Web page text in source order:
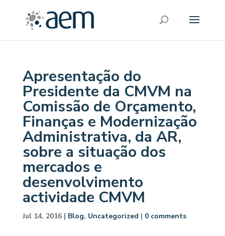
Apresentação do
Presidente da CMVM na
Comissão de Orçamento,
Finanças e Modernização
Administrativa, da AR,
sobre a situação dos
mercados e
desenvolvimento
actividade CMVM
Jul 14, 2016| Blog, Uncategorized | 0 comments